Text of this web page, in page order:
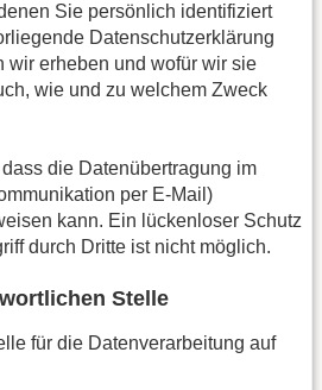
Sie persönlich identifiziert
Datenschutzerklärung
wir erheben und wofür wir sie
wie und zu welchem Zweck
die Datenübertragung im
per E-Mail)
kann. Ein lückenloser Schutz
durch Dritte ist nicht möglich.
Stelle
für die Datenverarbeitung auf